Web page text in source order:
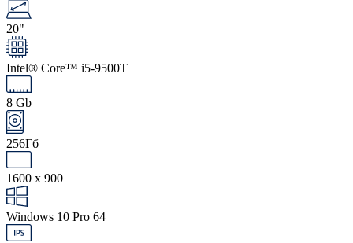
20"
Intel® Core™ i5-9500T
8 Gb
256Гб
1600 x 900
Windows 10 Pro 64